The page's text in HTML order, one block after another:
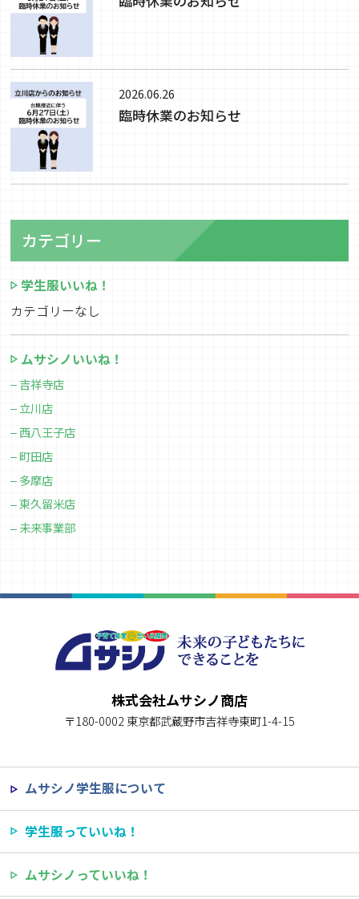
2026.06.26
臨時休業のお知らせ
カテゴリー
学生服いいね！
カテゴリーなし
ムサシノいいね！
吉祥寺店
立川店
西八王子店
町田店
多摩店
東久留米店
未来事業部
株式会社ムサシノ商店
〒180-0002 東京都武蔵野市吉祥寺東町1-4-15
ムサシノ学生服について
学生服っていいね！
ムサシノっていいね！